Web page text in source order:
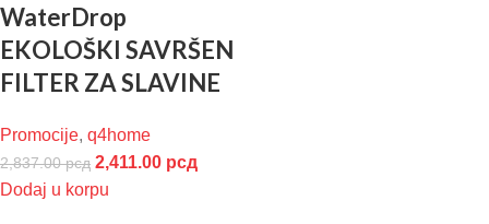
WaterDrop
EKOLOŠKI SAVRŠEN
FILTER ZA SLAVINE
Promocije, q4home
2,837.00рсд 2,411.00 рсд
Dodaj u korpu